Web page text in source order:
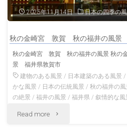
井
景"
宿
川
番
所
2025年11月14日 日本の四季の
秋の金崎宮 敦賀 秋の福井の風景
秋の金崎宮 敦賀 秋の福井の風景 秋
景 福井県敦賀市
建物のある風景 / 日本建築のある風景
かな風景 / 日本の伝統風景 /秋の福井の風
の絶景 /福井の風景 /福井県 /叙情的な風
Read more "秋